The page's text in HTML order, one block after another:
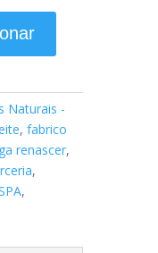
Naturais -
, fabrico
renascer,
,
,